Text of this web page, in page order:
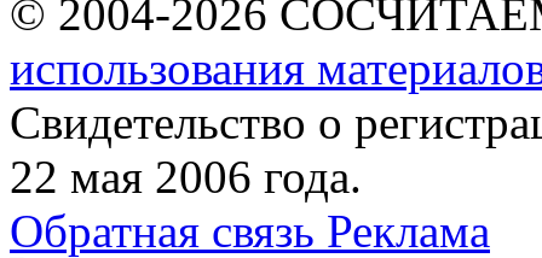
© 2004-2026
использования
Свидетельство о
22 мая 2006 года.
Обратная связь Реклама